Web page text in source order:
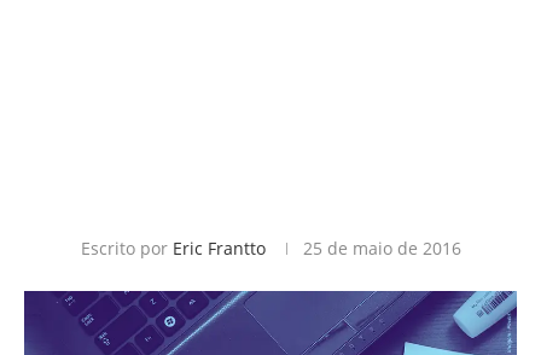
Escrito por Eric Frantto 25 de maio de 2016